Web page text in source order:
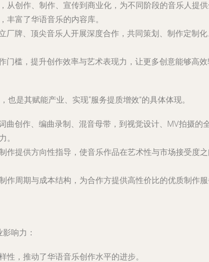
从创作、制作、宣传到商业化，为不同阶段的音乐人提
富了华语音乐的内容库。
厂牌、顶尖音乐人开展深度合作，共同策划、制作定制
门槛，提升创作效率与艺术表现力，让更多创意能够高效
是其赋能产业、实现“服务提质增效”的具体体现。
曲创作、编曲录制、混音母带，到视觉设计、MV拍摄的
。
作提供方向性指导，使音乐作品在艺术性与市场接受度
作周期与成本结构，为合作方提供高性价比的优质制作
响力：
性，推动了华语音乐创作水平的进步。